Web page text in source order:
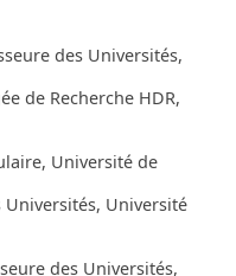
des Universités,
de Recherche HDR,
Université de
Universités, Université
des Universités,